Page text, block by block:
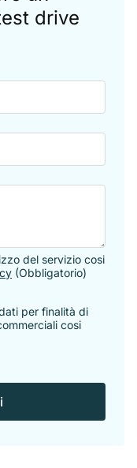
drive
del servizio cosi
(Obbligatorio)
per finalità di
cosi